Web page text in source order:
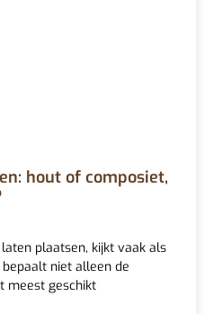
hout of composiet,
plaatsen, kijkt vaak als
niet alleen de
meest geschikt